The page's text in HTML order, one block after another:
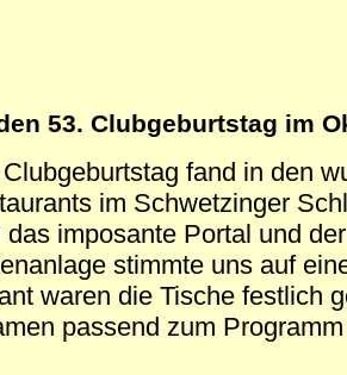
53. Clubgeburtstag im
fand in den
im Schwetzinger
das imposante Portal und
stimmte uns auf
waren die Tische festlich
passend zum